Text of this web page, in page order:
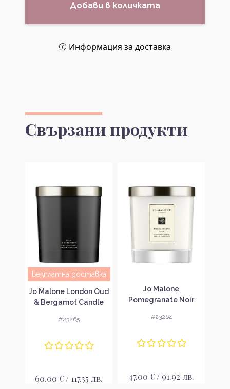
Добави в количката
Информация за доставка
Свързани продукти
Безплатна доставка
Jo Malone London Oud
& Bergamot Candle
#23265
60.00 € / 117.35 лв.
Jo Malone
Pomegranate Noir
свещ
#23264
47.00 € / 91.92 лв.